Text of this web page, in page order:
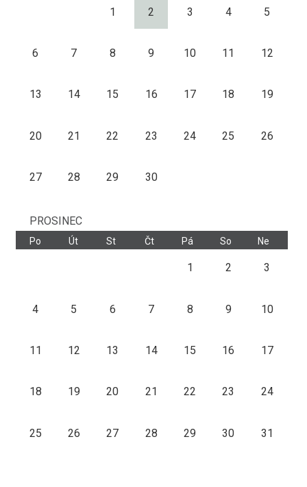
1 2 3 4 5
6 7 8 9 10 11 12
13 14 15 16 17 18 19
20 21 22 23 24 25 26
27 28 29 30
PROSINEC
Po Út St Čt Pá So Ne
1 2 3
4 5 6 7 8 9 10
11 12 13 14 15 16 17
18 19 20 21 22 23 24
25 26 27 28 29 30 31